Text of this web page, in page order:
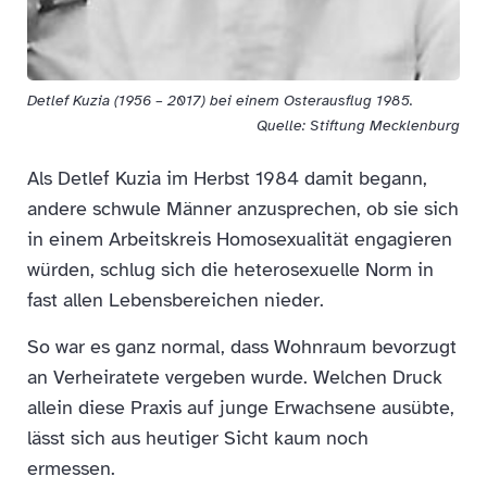
Quelle: Stiftung Mecklenburg
Detlef Kuzia (1956 – 2017) bei einem Osterausflug 1985.
Als Detlef Kuzia im Herbst 1984 damit begann,
andere schwule Männer anzusprechen, ob sie sich
in einem Arbeitskreis Homosexualität engagieren
würden, schlug sich die heterosexuelle Norm in
fast allen Lebensbereichen nieder.
So war es ganz normal, dass Wohnraum bevorzugt
an Verheiratete vergeben wurde. Welchen Druck
allein diese Praxis auf junge Erwachsene ausübte,
lässt sich aus heutiger Sicht kaum noch
ermessen.